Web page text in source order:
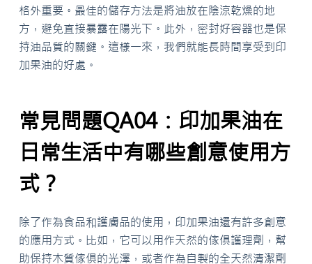
格外重要。最佳的儲存方法是將油放在陰涼乾燥的地
方，避免直接暴露在陽光下。此外，密封好容器也是保
持油品質的關鍵。這樣一來，我們就能長時間享受到印
加果油的好處。
常見問題QA04：印加果油在
日常生活中有哪些創意使用方
式？
除了作為食品和護膚品的使用，印加果油還有許多創意
的應用方式。比如，它可以用作天然的傢俱護理劑，幫
助保持木質傢俱的光澤，或者作為自製的全天然清潔劑